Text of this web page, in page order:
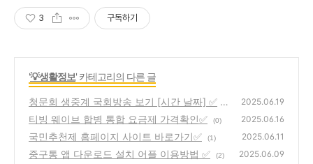
3 구독하기
'💡생활정보' 카테고리의 다른 글
청문회 생중계 국회방송 보기 [시간 날짜] ✅
(7)
2025.06.19
티빙 웨이브 합병 통합 요금제 가격확인✅ (0) 2025.06.16
국민추천제 홈페이지 사이트 바로가기✅ (1) 2025.06.11
중구통 앱 다운로드 설치 어플 이용방법 ✅ (2) 2025.06.09